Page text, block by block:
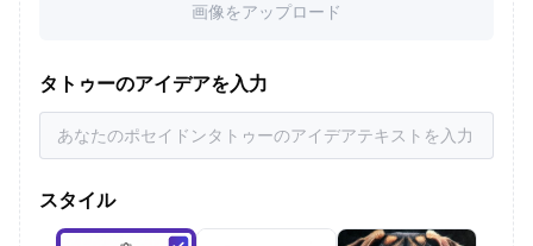
画像をアップロード
タトゥーのアイデアを入力
スタイル